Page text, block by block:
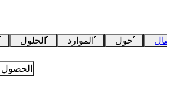
الحلول الموارد حول